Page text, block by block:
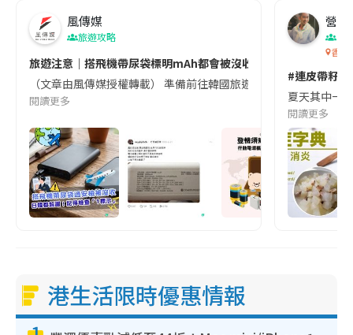
風傳媒
旅遊攻略
旅遊注意｜搭飛機帶尿袋標明mAh都會被沒收😱出發前切記檢查
（文章由風傳媒授權轉載） 準備前往韓國旅遊的民眾，近期要
閱讀更多
營養
香港
#連皮帶籽
夏天其中一
閱讀更多
港生活限時優惠情報